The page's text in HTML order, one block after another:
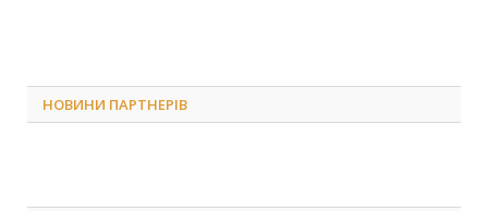
НОВИНИ ПАРТНЕРІВ